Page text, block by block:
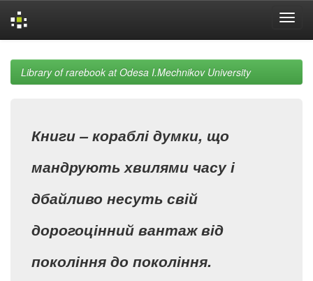
navigationLibrary of rarebook at Odesa I.Mechnikov University
Книги – кораблі думки, що
мандрують хвилями часу і
дбайливо несуть свій
дорогоцінний вантаж від
покоління до покоління.